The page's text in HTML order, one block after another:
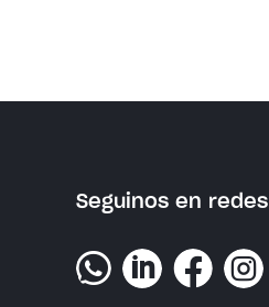
Seguinos en redes
   